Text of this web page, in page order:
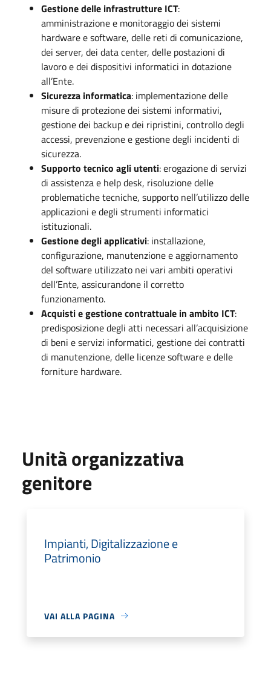
Gestione delle infrastrutture ICT:
amministrazione e monitoraggio dei sistemi
hardware e software, delle reti di comunicazione,
dei server, dei data center, delle postazioni di
lavoro e dei dispositivi informatici in dotazione
all’Ente.
Sicurezza informatica: implementazione delle
misure di protezione dei sistemi informativi,
gestione dei backup e dei ripristini, controllo degli
accessi, prevenzione e gestione degli incidenti di
sicurezza.
Supporto tecnico agli utenti: erogazione di servizi
di assistenza e help desk, risoluzione delle
problematiche tecniche, supporto nell’utilizzo delle
applicazioni e degli strumenti informatici
istituzionali.
Gestione degli applicativi: installazione,
configurazione, manutenzione e aggiornamento
del software utilizzato nei vari ambiti operativi
dell’Ente, assicurandone il corretto
funzionamento.
Acquisti e gestione contrattuale in ambito ICT:
predisposizione degli atti necessari all’acquisizione
di beni e servizi informatici, gestione dei contratti
di manutenzione, delle licenze software e delle
forniture hardware.
Unità organizzativa
genitore
Impianti, Digitalizzazione e
Patrimonio
VAI ALLA PAGINA